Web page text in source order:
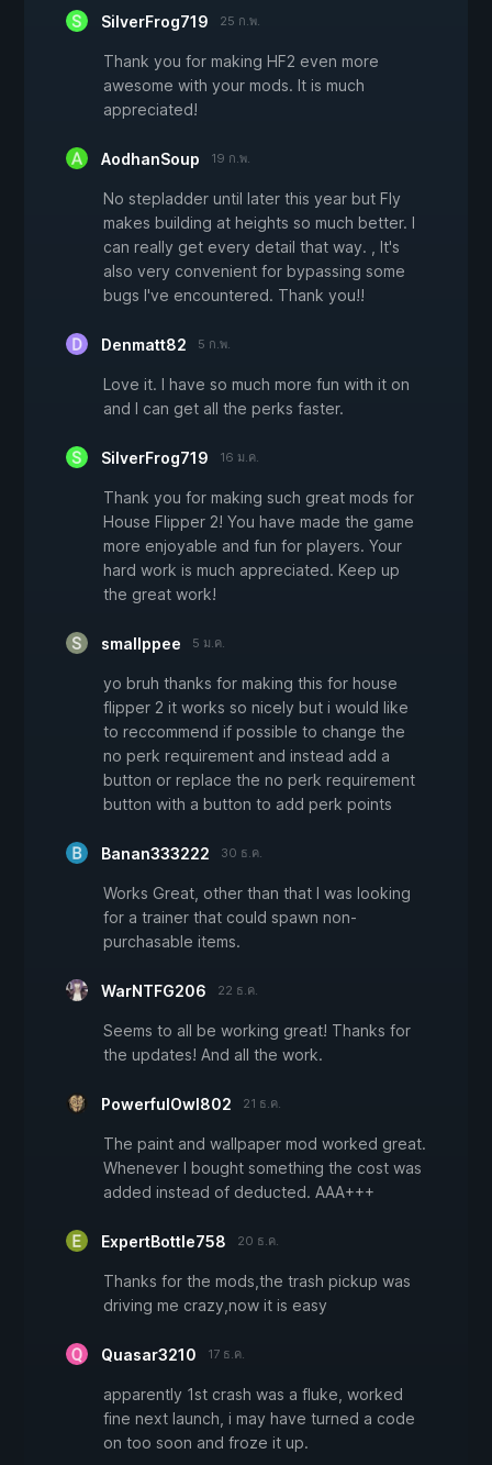
SilverFrog719 25 ก.พ.
Thank you for making HF2 even more
awesome with your mods. It is much
appreciated!
AodhanSoup 19 ก.พ.
No stepladder until later this year but Fly
makes building at heights so much better. I
can really get every detail that way. , It's
also very convenient for bypassing some
bugs I've encountered. Thank you!!
Denmatt82 5 ก.พ.
Love it. I have so much more fun with it on
and I can get all the perks faster.
SilverFrog719 16 ม.ค.
Thank you for making such great mods for
House Flipper 2! You have made the game
more enjoyable and fun for players. Your
hard work is much appreciated. Keep up
the great work!
smallppee 5 ม.ค.
yo bruh thanks for making this for house
flipper 2 it works so nicely but i would like
to reccommend if possible to change the
no perk requirement and instead add a
button or replace the no perk requirement
button with a button to add perk points
Banan333222 30 ธ.ค.
Works Great, other than that I was looking
for a trainer that could spawn non-
purchasable items.
WarNTFG206 22 ธ.ค.
Seems to all be working great! Thanks for
the updates! And all the work.
PowerfulOwl802 21 ธ.ค.
The paint and wallpaper mod worked great.
Whenever I bought something the cost was
added instead of deducted. AAA+++
ExpertBottle758 20 ธ.ค.
Thanks for the mods,the trash pickup was
driving me crazy,now it is easy
Quasar3210 17 ธ.ค.
apparently 1st crash was a fluke, worked
fine next launch, i may have turned a code
on too soon and froze it up.